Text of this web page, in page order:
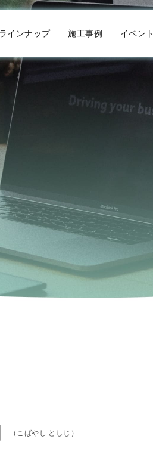
ラインナップ 施工事例 イベント
（こばやし としじ）